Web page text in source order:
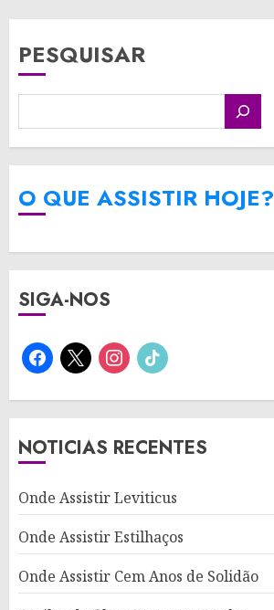
PESQUISAR
O QUE ASSISTIR HOJE?
SIGA-NOS
facebook
x instagram
tiktok
NOTICIAS RECENTES
Onde Assistir Leviticus
Onde Assistir Estilhaços
Onde Assistir Cem Anos de Solidão